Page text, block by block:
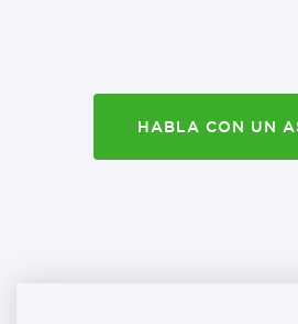
HABLA CON UN